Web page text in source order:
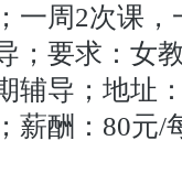
一周2次课，
；要求：女
辅导；地址
薪酬：80元/